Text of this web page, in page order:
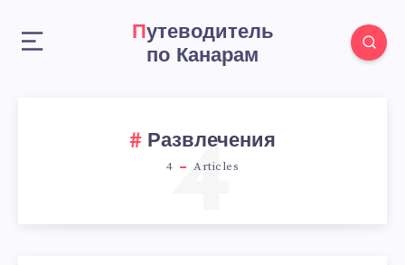
Путеводитель
по Канарам
Развлечения
4 Articles
4